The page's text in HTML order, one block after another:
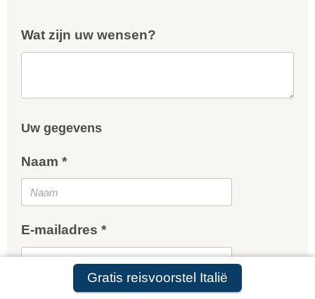
Gratis reisvoorstel Italië
Wat zijn uw wensen?
Uw gegevens
Naam *
E-mailadres *